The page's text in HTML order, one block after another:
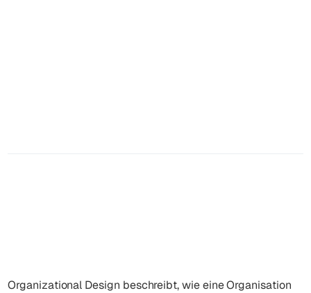
Organizational Design beschreibt, wie eine Organisation